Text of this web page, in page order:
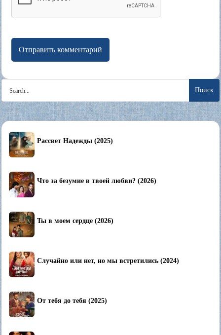
for:
Рассвет Надежды (2025)
Что за безумие в твоей любви? (2026)
Ты в моем сердце (2026)
Случайно или нет, но мы встретились (2024)
От тебя до тебя (2025)